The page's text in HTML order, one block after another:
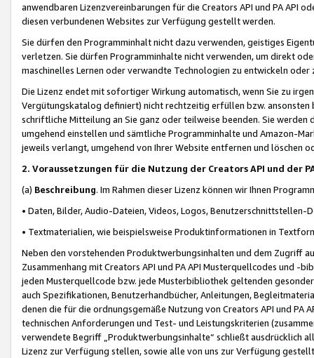
anwendbaren Lizenzvereinbarungen für die Creators API und PA API
diesen verbundenen Websites zur Verfügung gestellt werden.
Sie dürfen den Programminhalt nicht dazu verwenden, geistiges
verletzen. Sie dürfen Programminhalte nicht verwenden, um direkt
maschinelles Lernen oder verwandte Technologien zu entwickeln
Die Lizenz endet mit sofortiger Wirkung automatisch, wenn Sie zu
Vergütungskatalog definiert) nicht rechtzeitig erfüllen bzw. ansonsten
schriftliche Mitteilung an Sie ganz oder teilweise beenden. Sie werden
umgehend einstellen und sämtliche Programminhalte und Amazon-
jeweils verlangt, umgehend von Ihrer Website entfernen und löschen
2. Voraussetzungen für die Nutzung der Creators API und der
(a) Beschreibung. Im Rahmen dieser Lizenz können wir Ihnen
• Daten, Bilder, Audio-Dateien, Videos, Logos, Benutzerschnittstellen-
• Textmaterialien, wie beispielsweise Produktinformationen in
Neben den vorstehenden Produktwerbungsinhalten und dem Zugriff
Zusammenhang mit Creators API und PA API Musterquellcodes und
jeden Musterquellcode bzw. jede Musterbibliothek geltenden
auch Spezifikationen, Benutzerhandbücher, Anleitungen,
denen die für die ordnungsgemäße Nutzung von Creators API und PA
technischen Anforderungen und Test- und Leistungskriterien
verwendete Begriff „Produktwerbungsinhalte“ schließt ausdrücklich
Lizenz zur Verfügung stellen, sowie alle von uns zur Verfügung